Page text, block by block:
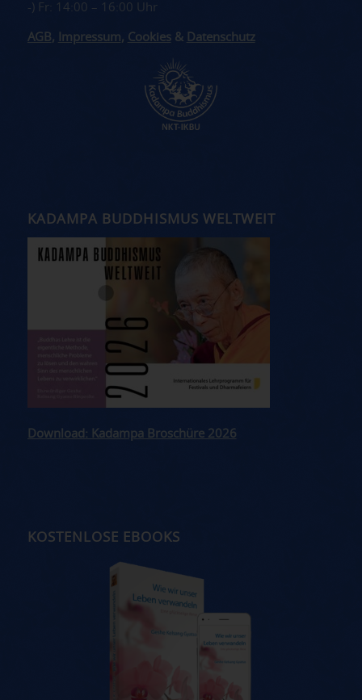
-) Fr: 14:00 – 16:00 Uhr
AGB , Impressum, Cookies& Datenschutz
KADAMPA BUDDHISMUS WELTWEIT
Download: Kadampa Broschüre 2026
KOSTENLOSE EBOOKS